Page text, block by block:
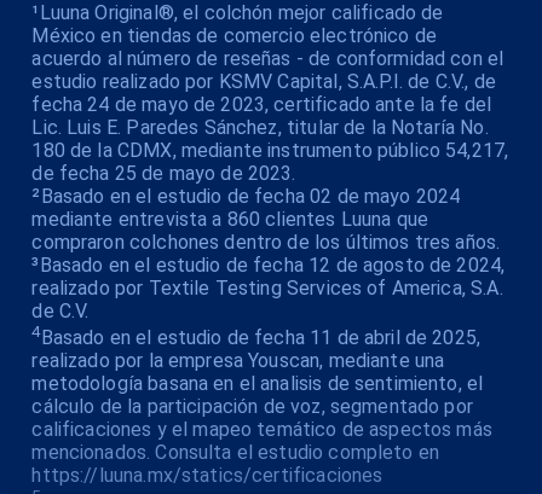
¹Luuna Original®, el colchón mejor calificado de
México en tiendas de comercio electrónico de
acuerdo al número de reseñas - de conformidad con el
estudio realizado por KSMV Capital, S.A.P.I. de C.V., de
fecha 24 de mayo de 2023, certificado ante la fe del
Lic. Luis E. Paredes Sánchez, titular de la Notaría No.
180 de la CDMX, mediante instrumento público 54,217,
de fecha 25 de mayo de 2023.
²Basado en el estudio de fecha 02 de mayo 2024
mediante entrevista a 860 clientes Luuna que
compraron colchones dentro de los últimos tres años.
³Basado en el estudio de fecha 12 de agosto de 2024,
realizado por Textile Testing Services of America, S.A.
de C.V.
4Basado en el estudio de fecha 11 de abril de 2025,
realizado por la empresa Youscan, mediante una
metodología basana en el analisis de sentimiento, el
cálculo de la participación de voz, segmentado por
calificaciones y el mapeo temático de aspectos más
mencionados. Consulta el estudio completo en
https://luuna.mx/statics/certificaciones